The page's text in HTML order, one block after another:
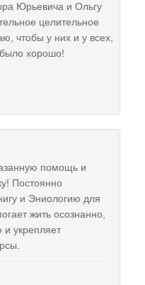
Юрьевича и Ольгу
целительное
чтобы у них и у всех,
было хорошо!
помощь и
Постоянно
и Эниологию для
жить осознанно,
укрепляет